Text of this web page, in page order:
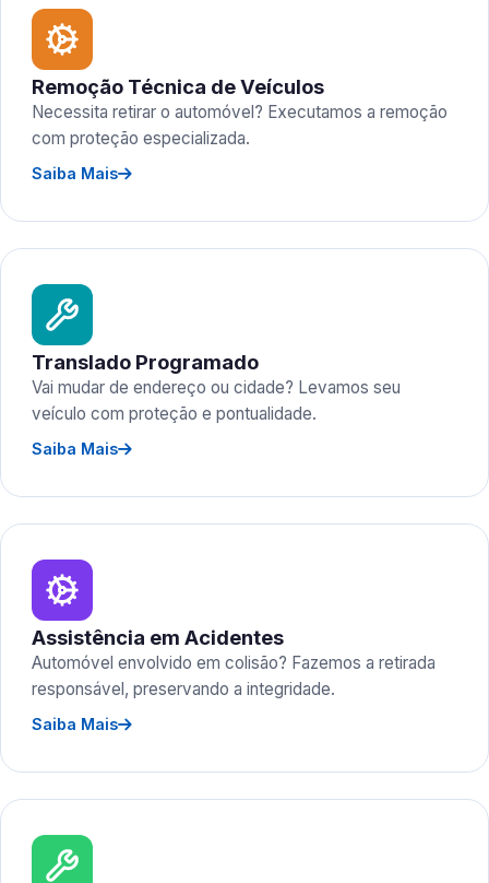
Remoção Técnica de Veículos
Necessita retirar o automóvel? Executamos a remoção
com proteção especializada.
Saiba Mais
Translado Programado
Vai mudar de endereço ou cidade? Levamos seu
veículo com proteção e pontualidade.
Saiba Mais
Assistência em Acidentes
Automóvel envolvido em colisão? Fazemos a retirada
responsável, preservando a integridade.
Saiba Mais